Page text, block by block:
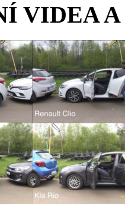
VIDEA A